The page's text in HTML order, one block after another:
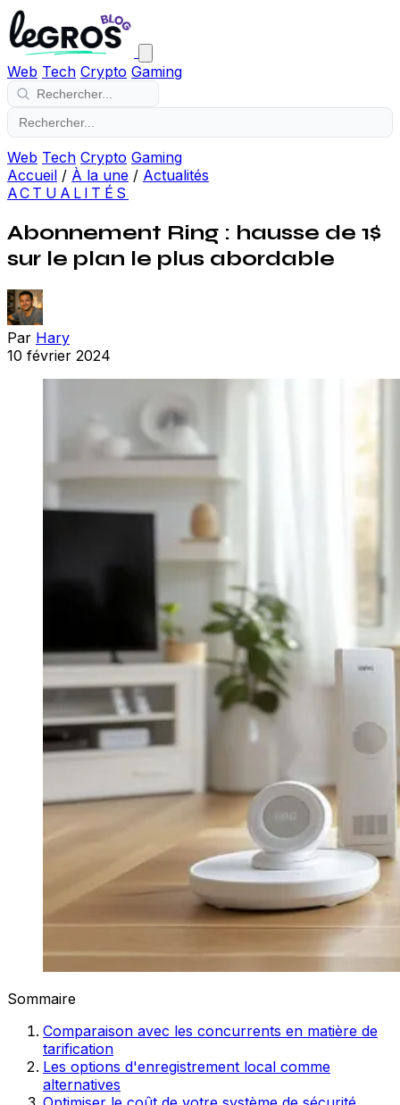
Web Tech Crypto Gaming
Web Tech Crypto Gaming
Accueil / À la une / Actualités
ACTUALITÉS
Abonnement Ring : hausse de 1$
sur le plan le plus abordable
Par Hary
10 février 2024
Sommaire
Comparaison avec les concurrents en matière de
tarification
Les options d'enregistrement local comme
alternatives